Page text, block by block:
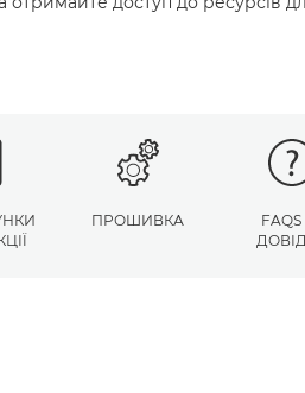
ПРОШИВКА